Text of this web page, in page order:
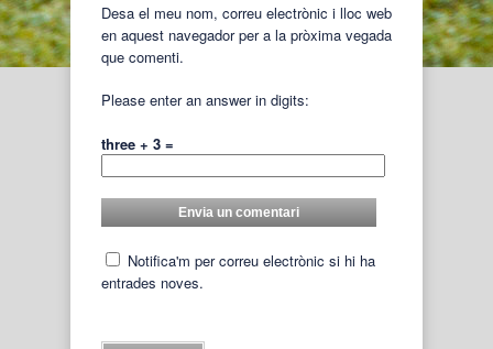
Desa el meu nom, correu electrònic i lloc web
en aquest navegador per a la pròxima vegada
que comenti.
Please enter an answer in digits:
three + 3 =
Notifica'm per correu electrònic si hi ha
entrades noves.